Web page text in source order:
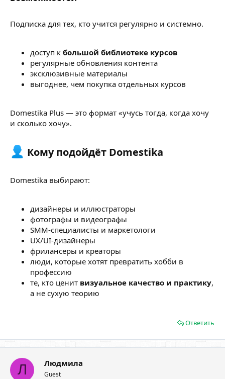
Подписка для тех, кто учится регулярно и системно.
доступ к большой библиотеке курсов
регулярные обновления контента
эксклюзивные материалы
выгоднее, чем покупка отдельных курсов
Domestika Plus — это формат «учусь тогда, когда хочу
и сколько хочу».
Кому подойдёт Domestika​
Domestika выбирают:
дизайнеры и иллюстраторы
фотографы и видеографы
SMM-специалисты и маркетологи
UX/UI-дизайнеры
фрилансеры и креаторы
люди, которые хотят превратить хобби в
профессию
те, кто ценит визуальное качество и практику,
а не сухую теорию
Ответить
Л Людмила
Guest